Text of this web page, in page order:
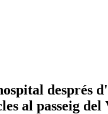
després
al passeig